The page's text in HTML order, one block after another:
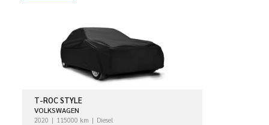
T-ROC STYLE
VOLKSWAGEN
2020 115000 km Diesel